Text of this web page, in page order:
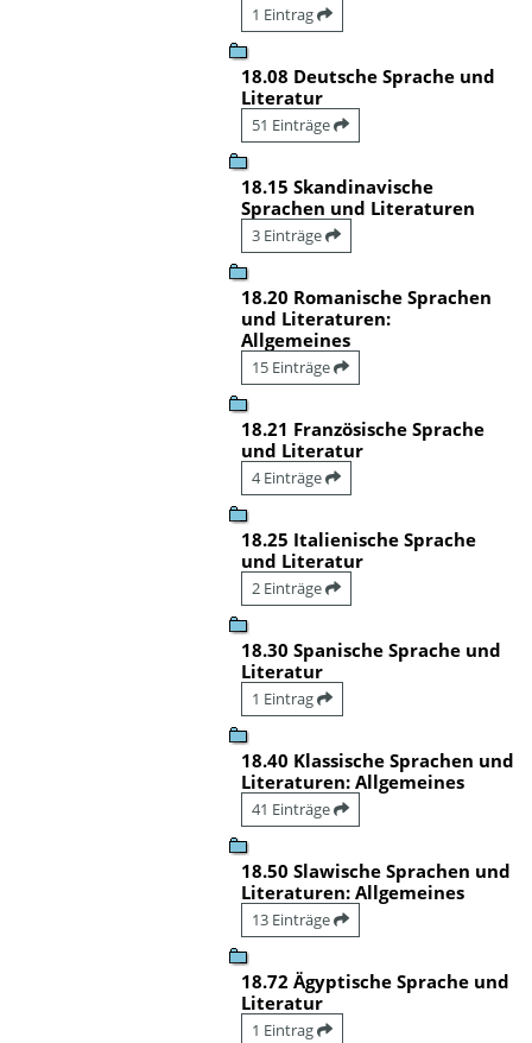
1 Eintrag
18.08 Deutsche Sprache und
Literatur
51 Einträge
18.15 Skandinavische
Sprachen und Literaturen
3 Einträge
18.20 Romanische Sprachen
und Literaturen:
Allgemeines
15 Einträge
18.21 Französische Sprache
und Literatur
4 Einträge
18.25 Italienische Sprache
und Literatur
2 Einträge
18.30 Spanische Sprache und
Literatur
1 Eintrag
18.40 Klassische Sprachen und
Literaturen: Allgemeines
41 Einträge
18.50 Slawische Sprachen und
Literaturen: Allgemeines
13 Einträge
18.72 Ägyptische Sprache und
Literatur
1 Eintrag